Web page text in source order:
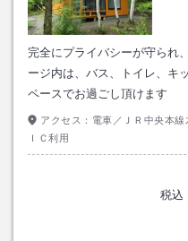
完全にプライバシーが守られ
ージ内は、バス、トイレ、キ
ペースでお過ごし頂けます
アクセス： 電車／ＪＲ中央本
ＩＣ利用
税込